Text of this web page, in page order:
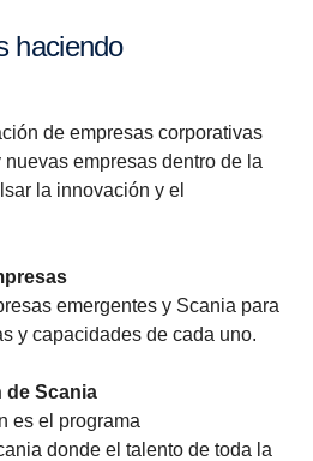
haciendo
de empresas corporativas
empresas dentro de la
la innovación y el
emergentes y Scania para
y capacidades de cada uno.
de Scania
es el programa
donde el talento de toda la